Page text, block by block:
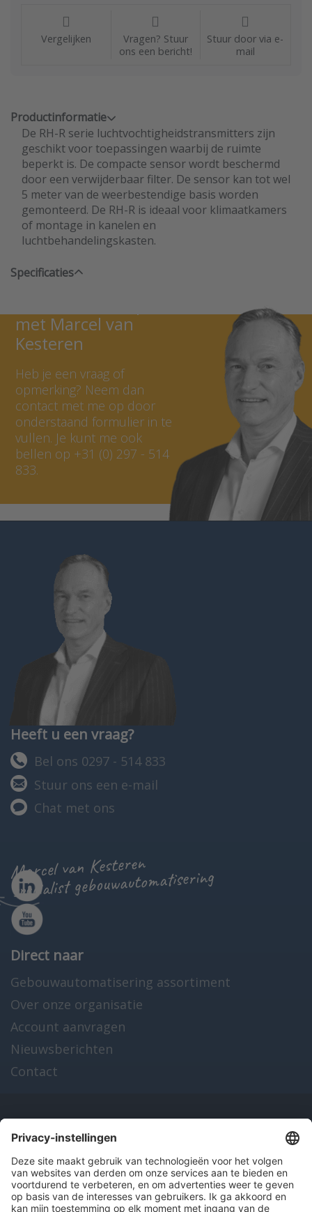
Vergelijken
Vragen? Stuur
ons een bericht!
Stuur door via e-
mail
Productinformatie
De RH-R serie luchtvochtigheidstransmitters zijn
geschikt voor toepassingen waarbij de ruimte
beperkt is. De compacte sensor wordt beschermd
door een verwijderbaar filter. De sensor kan tot wel
5 meter van de weerbestendige basis worden
gemonteerd. De RH-R is ideaal voor klimaatkamers
of montage in kanelen en
luchtbehandelingskasten.
Specificaties
met Marcel van
Kesteren
Heb je een vraag of
opmerking? Neem dan
contact met me op door
onderstaand formulier in te
vullen. Je kunt me ook
bellen op +31 (0) 297 - 514
833.
Heeft u een vraag?
Bel ons 0297 - 514 833
Stuur ons een e-mail
Chat met ons
Marcel van Kesteren
specialist gebouwautomatisering
Direct naar
Gebouwautomatisering assortiment
Over onze organisatie
Account aanvragen
Nieuwsberichten
Contact
Onze producten
en diensten
Over Hitma
Algemene voorwaarden Disclaimer Colofon